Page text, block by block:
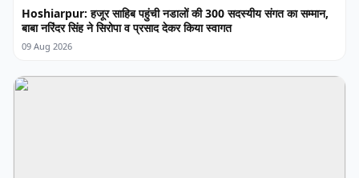
Hoshiarpur: हजूर साहिब पहुंची नडालों की 300 सदस्यीय संगत का सम्मान,
बाबा नरिंदर सिंह ने सिरोपा व प्रसाद देकर किया स्वागत
09 Aug 2026